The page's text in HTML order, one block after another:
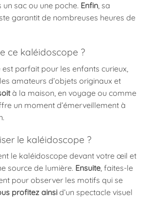
sac ou une poche. Enfin, sa
garantit de nombreuses heures de
ce kaléidoscope ?
parfait pour les enfants curieux,
amateurs d’objets originaux et
à la maison, en voyage ou comme
un moment d’émerveillement à
le kaléidoscope ?
le kaléidoscope devant votre œil et
source de lumière. Ensuite, faites-le
pour observer les motifs qui se
profitez ainsi d’un spectacle visuel